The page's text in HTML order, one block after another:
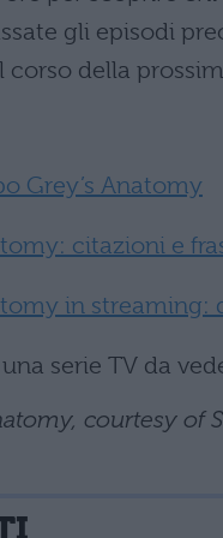
gli episodi
corso della
Grey’s Anatomy
citazioni e
in streaming:
serie TV da
courtesy